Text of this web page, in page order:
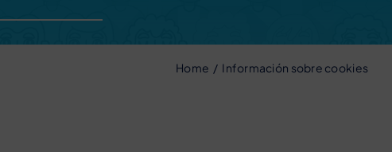
Home Información sobre cookies